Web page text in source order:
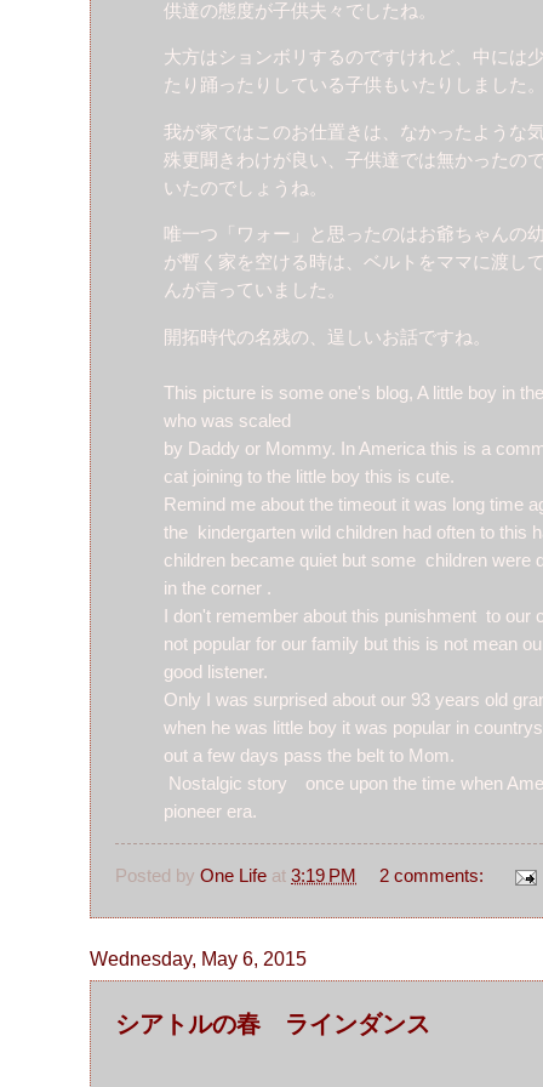
供達の態度が子供夫々でしたね。
大方はションボリするのですけれど、中には
たり踊ったりしている子供もいたりしました
我が家ではこのお仕置きは、なかったような
殊更聞きわけが良い、子供達では無かったの
いたのでしょうね。
唯一つ「ワォー」と思ったのはお爺ちゃんの
が暫く家を空ける時は、ベルトをママに渡し
んが言っていました。
開拓時代の名残の、逞しいお話ですね。
This picture is some one's blog, A little boy in
who was scaled
by Daddy or Mommy. In America this is a
cat joining to the little boy this is cute.
Remind me about the timeout it was long time
the kindergarten wild children had often to this
children became quiet but some children were
in the corner .
I don't remember about this punishment to our
not popular for our family but this is not mean
good listener.
Only I was surprised about our 93 years old
when he was little boy it was popular in
out a few days pass the belt to Mom.
Nostalgic story once upon the time when
pioneer era.
Posted by One Life at 3:19 PM 2 comments:
Wednesday, May 6, 2015
シアトルの春 ラインダンス